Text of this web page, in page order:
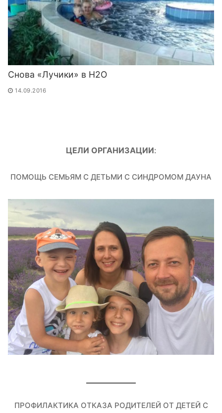
Снова «Лучики» в H2O
14.09.2016
ЦЕЛИ ОРГАНИЗАЦИИ:
ПОМОЩЬ СЕМЬЯМ С ДЕТЬМИ С СИНДРОМОМ ДАУНА
ПРОФИЛАКТИКА ОТКАЗА РОДИТЕЛЕЙ ОТ ДЕТЕЙ С